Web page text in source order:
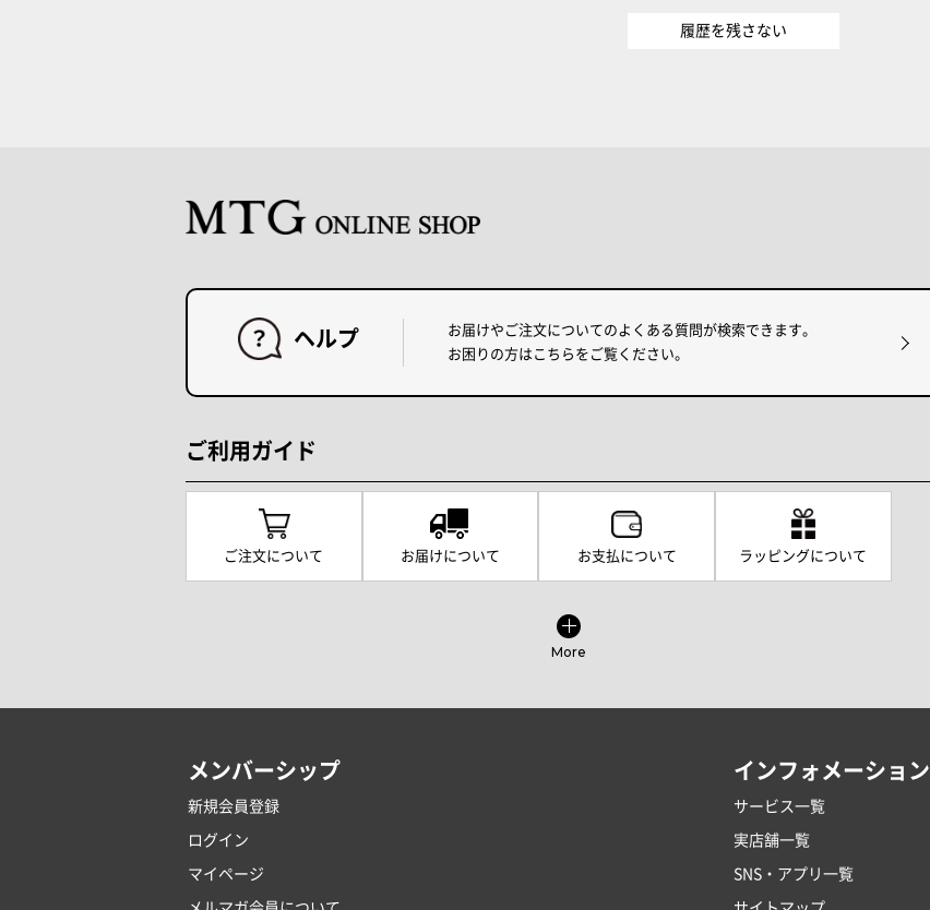
履歴を残さない
ヘルプ
お届けやご注文についてのよくある質問が検索できます。
お困りの方はこちらをご覧ください。
ご利用ガイド
ご注文について お届けについて お支払について ラッピングについて
More
メンバーシップ
新規会員登録
ログイン
マイページ
インフォメーション
サービス一覧
実店舗一覧
SNS・アプリ一覧